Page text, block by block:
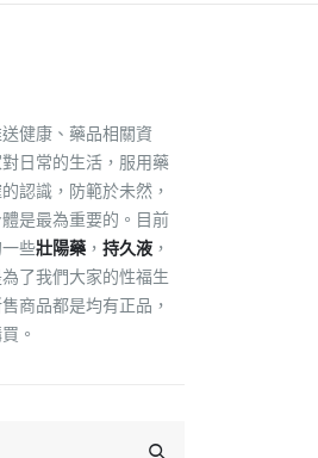
健康、藥品相關資
日常的生活，服用藥
認識，防範於未然，
是最為重要的。目前
些壯陽藥 ， 持久液 ，
了我們大家的性福生
商品都是均有正品，
。